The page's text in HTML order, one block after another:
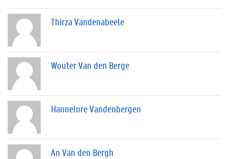
Thirza Vandenabeele
Wouter Van den Berge
Hannelore Vandenbergen
An Van den Bergh